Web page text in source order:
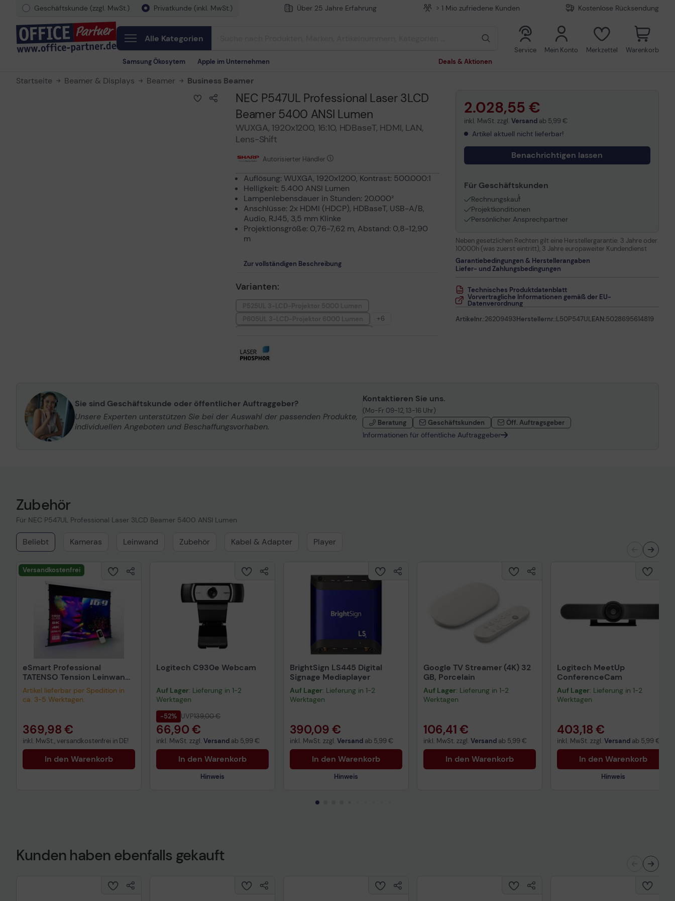
Geschäftskunde (zzgl. MwSt.) Privatkunde (inkl. MwSt.) Über 25 Jahre Erfahrung > 1 Mio zufriedene Kunden Kostenlose Rücksendung
Alle Kategorien
Samsung Ökosytem Apple im Unternehmen Deals & Aktionen
Service Mein Konto Merkzettel Warenkorb
Startseite Beamer & Displays Beamer Business Beamer
NEC P547UL Professional Laser 3LCD
Beamer 5400 ANSI Lumen
WUXGA, 1920x1200, 16:10, HDBaseT, HDMI, LAN,
Lens-Shift
Autorisierter Händler
Auflösung: WUXGA, 1920x1200, Kontrast: 500.000:1
Helligkeit: 5.400 ANSI Lumen
Lampenlebensdauer in Stunden: 20.000²
Anschlüsse: 2x HDMI (HDCP), HDBaseT, USB-A/B,
Audio, RJ45, 3,5 mm Klinke
Projektionsgröße: 0,76-7,62 m, Abstand: 0,8-12,90
m
Zur vollständigen Beschreibung
Varianten:
+6
NEC P627UL Professional Laser 3LCD Beamer 6200 ANSI
NEC P554W Professional 3LCD Beamer 5500 Lumen
NEC P603X Business 3LCD-Projektor 6000 Lumen
2.028,55 €
inkl. MwSt. zzgl. Versandab 5,99 €
Artikel aktuell nicht lieferbar!
Benachrichtigen lassen
Für Geschäftskunden
Rechnungskauf
1
Projektkonditionen
Persönlicher Ansprechpartner
Neben gesetzlichen Rechten gilt eine Herstellergarantie: 3 Jahre oder
10000h (was zuerst eintritt), 3 Jahre europaweiter Kundendienst
Garantiebedingungen & Herstellerangaben
Liefer- und Zahlungsbedingungen
Technisches Produktdatenblatt
Vorvertragliche Informationen gemäß der EU-
Datenverordnung
Artikelnr.:26209493Herstellernr.:L50P547ULEAN:5028695614819
Sie sind Geschäftskunde oder öffentlicher Auftraggeber?
Unsere Experten unterstützen Sie bei der Auswahl der passenden Produkte,
individuellen Angeboten und Beschaffungsvorhaben.
Kontaktieren Sie uns.
(Mo-Fr 09-12, 13-16 Uhr)
Beratung
Geschäftskunden Öff. Auftragsgeber
Informationen für öffentliche Auftraggeber
Zubehör
Für NEC P547UL Professional Laser 3LCD Beamer 5400 ANSI Lumen
Beliebt Kameras Leinwand Zubehör Kabel & Adapter Player
Versandkostenfrei
eSmart Professional
TATENSO Tension Leinwand
304,8 cm 120 Zoll
Artikel lieferbar per Spedition in
ca. 3-5 Werktagen.
369,98 €
inkl. MwSt., versandkostenfrei in DE!
In den Warenkorb
Logitech C930e Webcam
Auf Lager: Lieferung in 1-2
Werktagen
-52% UVP139,00 €
66,90 €
inkl. MwSt. zzgl. Versand ab 5,99 €
In den Warenkorb
Hinweis
BrightSign LS445 Digital
Signage Mediaplayer
Auf Lager: Lieferung in 1-2
Werktagen
390,09 €
inkl. MwSt. zzgl. Versand ab 5,99 €
In den Warenkorb
Hinweis
Google TV Streamer (4K) 32
GB, Porcelain
Auf Lager: Lieferung in 1-2
Werktagen
106,41 €
inkl. MwSt. zzgl. Versand ab 5,99 €
In den Warenkorb
Logitech MeetUp
ConferenceCam
Auf Lager: Lieferung in 1-2
Werktagen
403,18 €
inkl. MwSt. zzgl. Versand ab 5,99 €
In den Warenkorb
Hinweis
Kunden haben ebenfalls gekauft